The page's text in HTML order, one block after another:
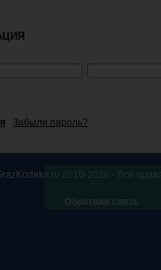
Забыли пароль?
2010-2026 - Все
Обратная связь